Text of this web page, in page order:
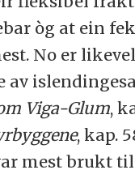
òg at ein
No er
av
Viga-Glum,
, kap.
mest brukt